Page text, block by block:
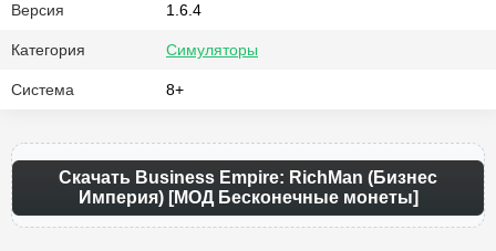
Версия 1.6.4
Категория Симуляторы
Система 8+
Скачать Business Empire: RichMan (Бизнес
Империя) [МОД Бесконечные монеты]